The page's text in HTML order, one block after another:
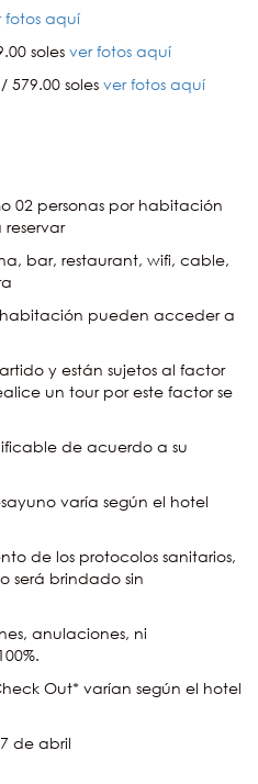
fotos aquí
soles ver fotos aquí
soles ver fotos aquí
02 personas por habitación
bar, restaurant, wifi, cable,
habitación pueden acceder a
y están sujetos al factor
un tour por este factor se
de acuerdo a su
varía según el hotel
de los protocolos sanitarios,
será brindado sin
anulaciones, ni
Out* varían según el hotel
de abril